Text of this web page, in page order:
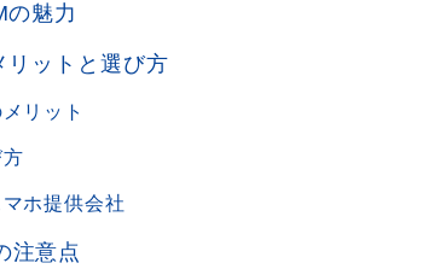
の魅力
ットと選び方
リット
ホ提供会社
注意点